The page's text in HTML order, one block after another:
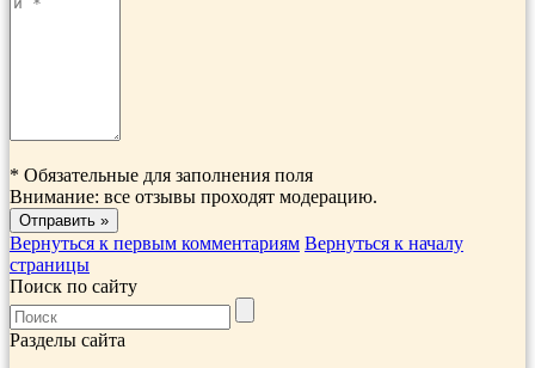
* Обязательные для заполнения поля
Внимание: все отзывы проходят модерацию.
Вернуться к первым комментариям Вернуться к началу
страницы
Поиск по сайту
Разделы сайта